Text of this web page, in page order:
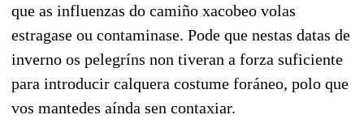
que as influenzas do camiño xacobeo volas
estragase ou contaminase. Pode que nestas datas de
inverno os pelegríns non tiveran a forza suficiente
para introducir calquera costume foráneo, polo que
vos mantedes aínda sen contaxiar.